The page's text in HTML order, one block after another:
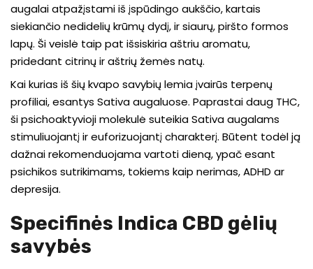
augalai atpažįstami iš įspūdingo aukščio, kartais
siekiančio nedidelių krūmų dydį, ir siaurų, piršto formos
lapų. Ši veislė taip pat išsiskiria aštriu aromatu,
pridedant citrinų ir aštrių žemės natų.
Kai kurias iš šių kvapo savybių lemia įvairūs terpenų
profiliai, esantys Sativa augaluose. Paprastai daug THC,
ši psichoaktyvioji molekulė suteikia Sativa augalams
stimuliuojantį ir euforizuojantį charakterį. Būtent todėl ją
dažnai rekomenduojama vartoti dieną, ypač esant
psichikos sutrikimams, tokiems kaip nerimas, ADHD ar
depresija.
Specifinės Indica CBD gėlių
savybės